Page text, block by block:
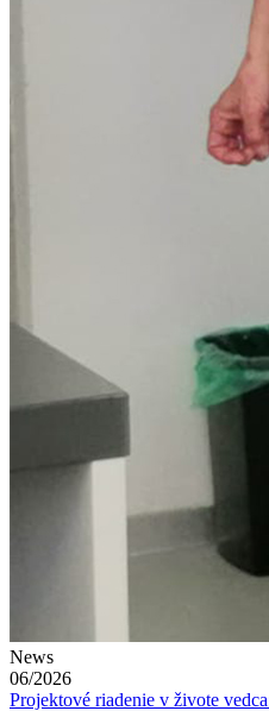
News
06/2026
Projektové riadenie v živote